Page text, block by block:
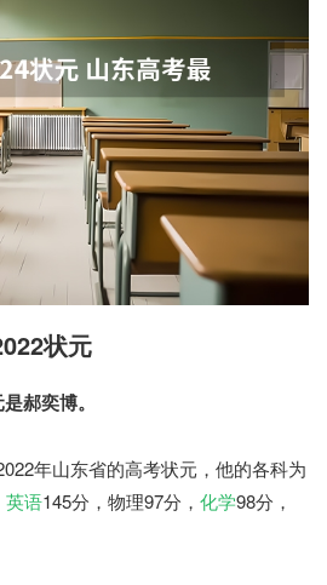
状元
郝奕博。
年山东省的高考状元，他的各科为
英语145分，物理97分， 化学98分，